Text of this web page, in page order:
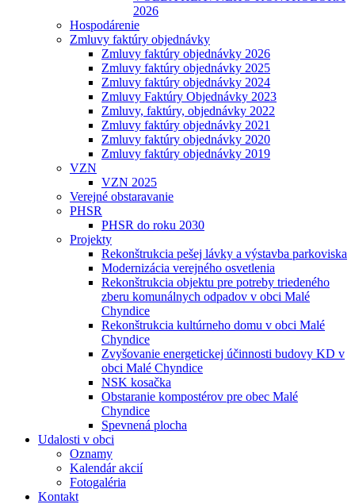
2026
Hospodárenie
Zmluvy faktúry objednávky
Zmluvy faktúry objednávky 2026
Zmluvy faktúry objednávky 2025
Zmluvy faktúry objednávky 2024
Zmluvy Faktúry Objednávky 2023
Zmluvy, faktúry, objednávky 2022
Zmluvy faktúry objednávky 2021
Zmluvy faktúry objednávky 2020
Zmluvy faktúry objednávky 2019
VZN
VZN 2025
Verejné obstaravanie
PHSR
PHSR do roku 2030
Projekty
Rekonštrukcia pešej lávky a výstavba parkoviska
Modernizácia verejného osvetlenia
Rekonštrukcia objektu pre potreby triedeného
zberu komunálnych odpadov v obci Malé
Chyndice
Rekonštrukcia kultúrneho domu v obci Malé
Chyndice
Zvyšovanie energetickej účinnosti budovy KD v
obci Malé Chyndice
NSK kosačka
Obstaranie kompostérov pre obec Malé
Chyndice
Spevnená plocha
Udalosti v obci
Oznamy
Kalendár akcií
Fotogaléria
Kontakt